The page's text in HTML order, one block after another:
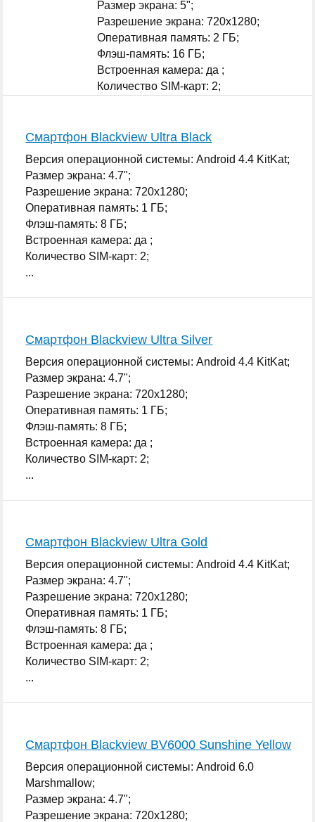
Размер экрана: 5";
Разрешение экрана: 720x1280;
Оперативная память: 2 ГБ;
Флэш-память: 16 ГБ;
Встроенная камера: да ;
Количество SIM-карт: 2;
Смартфон Blackview Ultra Black
Версия операционной системы: Android 4.4 KitKat;
Размер экрана: 4.7";
Разрешение экрана: 720x1280;
Оперативная память: 1 ГБ;
Флэш-память: 8 ГБ;
Встроенная камера: да ;
Количество SIM-карт: 2;
...
Смартфон Blackview Ultra Silver
Версия операционной системы: Android 4.4 KitKat;
Размер экрана: 4.7";
Разрешение экрана: 720x1280;
Оперативная память: 1 ГБ;
Флэш-память: 8 ГБ;
Встроенная камера: да ;
Количество SIM-карт: 2;
...
Смартфон Blackview Ultra Gold
Версия операционной системы: Android 4.4 KitKat;
Размер экрана: 4.7";
Разрешение экрана: 720x1280;
Оперативная память: 1 ГБ;
Флэш-память: 8 ГБ;
Встроенная камера: да ;
Количество SIM-карт: 2;
...
Смартфон Blackview BV6000 Sunshine Yellow
Версия операционной системы: Android 6.0
Marshmallow;
Размер экрана: 4.7";
Разрешение экрана: 720x1280;